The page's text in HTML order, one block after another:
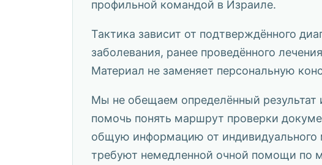
профильной командой в Израиле.
Тактика зависит от подтверждённого
заболевания, ранее проведённого
Материал не заменяет персональную
Мы не обещаем определённый
помочь понять маршрут проверки
общую информацию от индивидуального
требуют немедленной очной помощи по